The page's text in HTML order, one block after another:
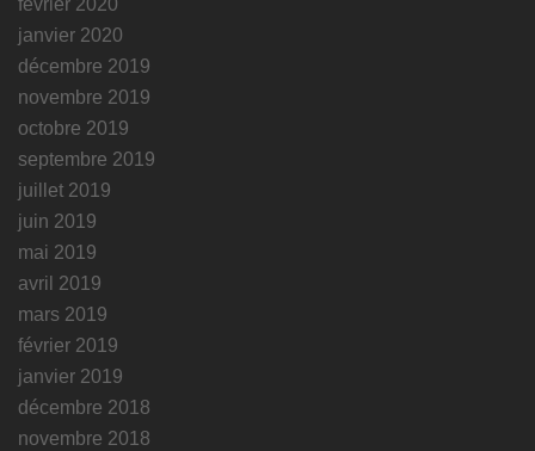
février 2020
janvier 2020
décembre 2019
novembre 2019
octobre 2019
septembre 2019
juillet 2019
juin 2019
mai 2019
avril 2019
mars 2019
février 2019
janvier 2019
décembre 2018
novembre 2018